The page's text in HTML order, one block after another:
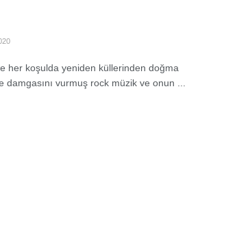
her koşulda yeniden küllerinden doğma
damgasını vurmuş rock müzik ve onun ...